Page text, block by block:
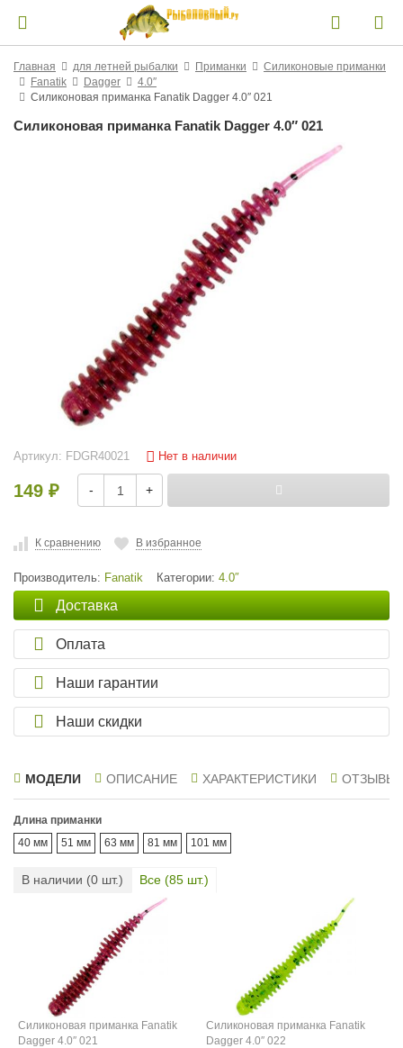
Главная для летней рыбалки Приманки
Силиконовые приманки
Fanatik
Dagger
4.0″
Силиконовая приманка Fanatik Dagger 4.0″ 021
Силиконовая приманка Fanatik Dagger 4.0″ 021
Артикул: FDGR40021 Нет в наличии
149 ₽ - +
К сравнению В избранное
Производитель: Fanatik Категории: 4.0″
Доставка
Оплата
Наши гарантии
Наши скидки
МОДЕЛИ ОПИСАНИЕ ХАРАКТЕРИСТИКИ ОТЗЫВЫ
Длина приманки
40 мм
51 мм 63 мм 81 мм 101 мм
В наличии (0 шт.) Все (85 шт.)
Силиконовая приманка Fanatik
Dagger 4.0″ 021
Силиконовая приманка Fanatik
Dagger 4.0″ 022